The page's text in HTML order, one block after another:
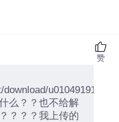
u010491918/
么？？也不给解
？？？我上传的
赞